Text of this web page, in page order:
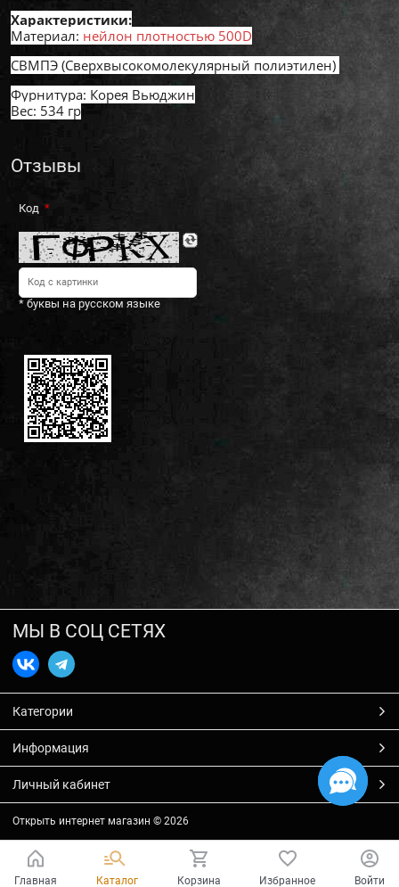
Характеристики:
Материал: нейлон плотностью 500D
СВМПЭ (Сверхвысокомолекулярный полиэтилен)
Фурнитура: Корея Вьюджин
Вес: 534 гр
Отзывы
Код
* буквы на русском языке
МЫ В СОЦ СЕТЯХ
Категории
Информация
Личный кабинет
Открыть интернет магазин © 2026
Главная Каталог Корзина Избранное Войти